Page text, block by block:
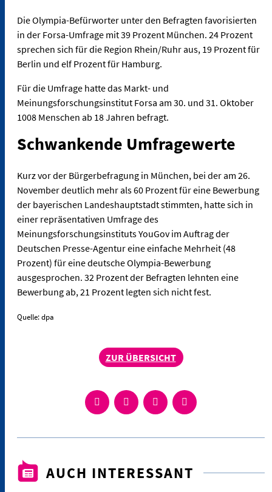
Die Olympia-Befürworter unter den Befragten favorisierten
in der Forsa-Umfrage mit 39 Prozent München. 24 Prozent
sprechen sich für die Region Rhein/Ruhr aus, 19 Prozent für
Berlin und elf Prozent für Hamburg.
Für die Umfrage hatte das Markt- und
Meinungsforschungsinstitut Forsa am 30. und 31. Oktober
1008 Menschen ab 18 Jahren befragt.
Schwankende Umfragewerte
Kurz vor der Bürgerbefragung in München, bei der am 26.
November deutlich mehr als 60 Prozent für eine Bewerbung
der bayerischen Landeshauptstadt stimmten, hatte sich in
einer repräsentativen Umfrage des
Meinungsforschungsinstituts YouGov im Auftrag der
Deutschen Presse-Agentur eine einfache Mehrheit (48
Prozent) für eine deutsche Olympia-Bewerbung
ausgesprochen. 32 Prozent der Befragten lehnten eine
Bewerbung ab, 21 Prozent legten sich nicht fest.
Quelle: dpa
ZUR ÜBERSICHT
AUCH INTERESSANT